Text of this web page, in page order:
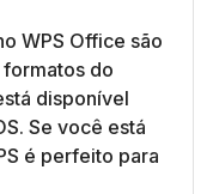
WPS Office são
do
disponível
Se você está
é perfeito para